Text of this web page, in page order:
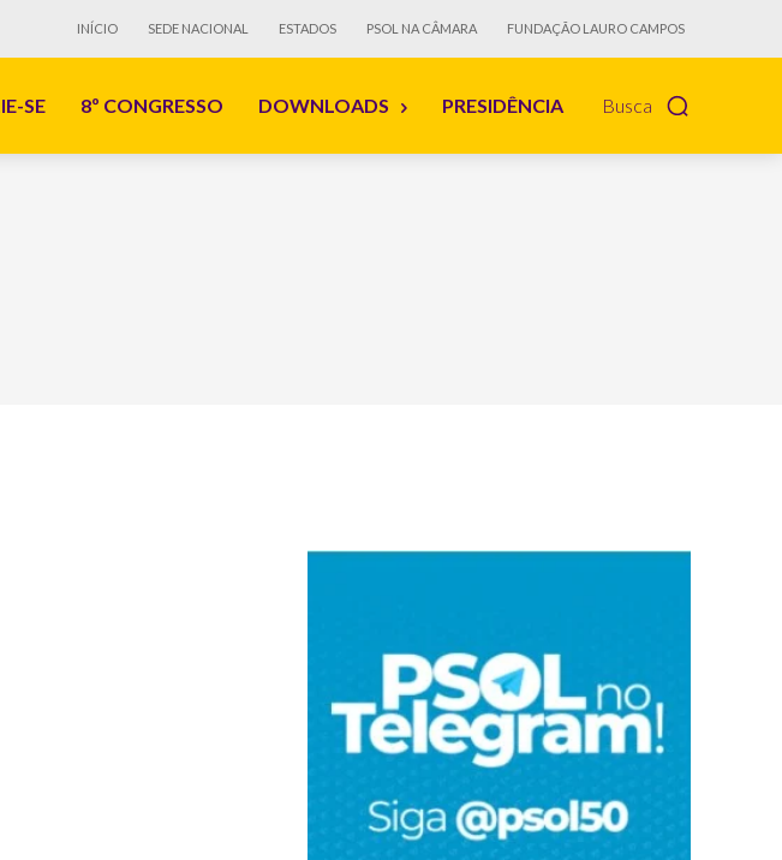
INÍCIO SEDE NACIONAL ESTADOS PSOL NA CÂMARA FUNDAÇÃO LAURO CAMPOS
Busca
SE 8º CONGRESSO DOWNLOADS PRESIDÊNCIA